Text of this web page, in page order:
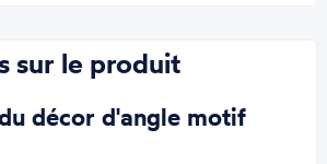
sur le produit
décor d'angle motif